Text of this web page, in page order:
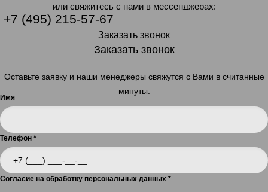
или свяжитесь с нами в мессенджерах:
+7 (495) 215-57-67
Заказать звонок
Заказать звонок
Оставьте заявку и наши менеджеры свяжутся с Вами в считанные
минуты.
Имя
Телефон *
Согласие на обработку персональных данных *